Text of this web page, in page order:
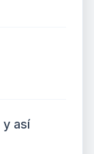
y así